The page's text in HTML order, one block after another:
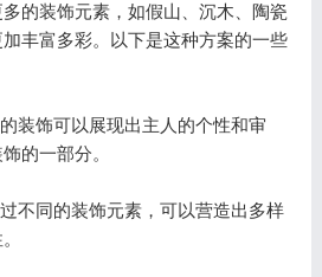
装饰元素，如假山、沉木、陶瓷
丰富多彩。以下是这种方案的一些
饰可以展现出主人的个性和审
的一部分。
同的装饰元素，可以营造出多样